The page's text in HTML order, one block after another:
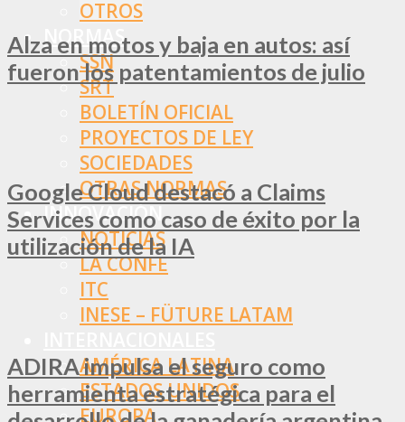
OTROS
NORMAS
SSN
SRT
BOLETÍN OFICIAL
PROYECTOS DE LEY
SOCIEDADES
OTRAS NORMAS
INNOVACIÓN
NOTICIAS
LA CONFE
ITC
INESE – FÜTURE LATAM
AMÉRICA LATINA
ESTADOS UNIDOS
EUROPA
Alza en motos y baja en autos: así
fueron los patentamientos de julio
Google Cloud destacó a Claims
Services como caso de éxito por la
utilización de la IA
ADIRA impulsa el seguro como
herramienta estratégica para el